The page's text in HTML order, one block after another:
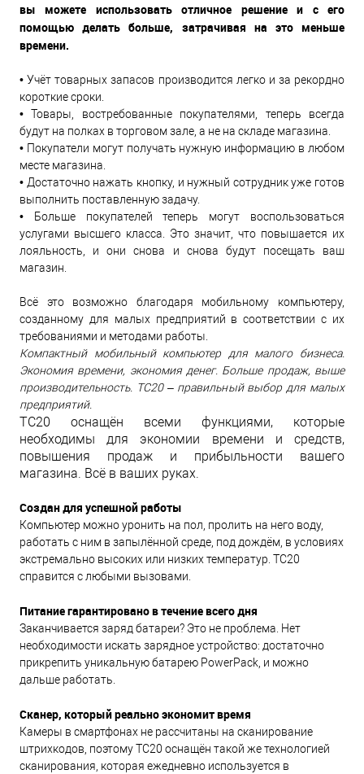
вы можете использовать отличное решение и с его
помощью делать больше, затрачивая на это меньше
времени.
• Учёт товарных запасов производится легко и за рекордно
короткие сроки.
• Товары, востребованные покупателями, теперь всегда
будут на полках в торговом зале, а не на складе магазина.
• Покупатели могут получать нужную информацию в любом
месте магазина.
• Достаточно нажать кнопку, и нужный сотрудник уже готов
выполнить поставленную задачу.
• Больше покупателей теперь могут воспользоваться
услугами высшего класса. Это значит, что повышается их
лояльность, и они снова и снова будут посещать ваш
магазин.
Всё это возможно благодаря мобильному компьютеру,
созданному для малых предприятий в соответствии с их
требованиями и методами работы.
Компактный мобильный компьютер для малого бизнеса.
Экономия времени, экономия денег. Больше продаж, выше
производительность. TC20 – правильный выбор для малых
предприятий.
TC20 оснащён всеми функциями, которые
необходимы для экономии времени и средств,
повышения продаж и прибыльности вашего
магазина. Всё в ваших руках.
Создан для успешной работы
Компьютер можно уронить на пол, пролить на него воду,
работать с ним в запылённой среде, под дождём, в условиях
экстремально высоких или низких температур. TC20
справится с любыми вызовами.
Питание гарантировано в течение всего дня
Заканчивается заряд батареи? Это не проблема. Нет
необходимости искать зарядное устройство: достаточно
прикрепить уникальную батарею PowerPack, и можно
дальше работать.
Сканер, который реально экономит время
Камеры в смартфонах не рассчитаны на сканирование
штрихкодов, поэтому TC20 оснащён такой же технологией
сканирования, которая ежедневно используется в